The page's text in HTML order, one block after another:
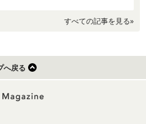
すべての記事を見る»
へ戻る